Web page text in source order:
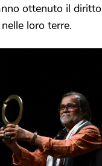
ottenuto il
loro terre.